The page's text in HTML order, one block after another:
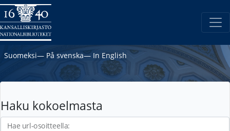
Suomeksi― På svenska― In English
Haku kokoelmasta
Hae url-osoitteella: